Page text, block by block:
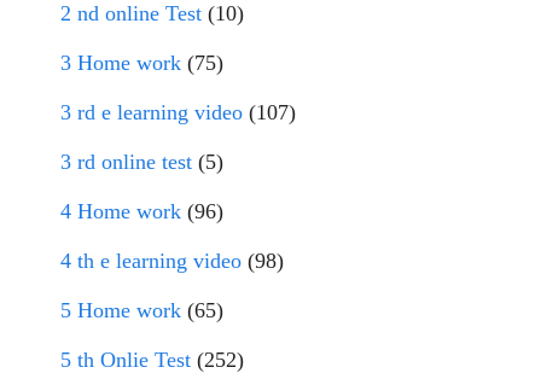
2 nd online Test (10)
3 Home work (75)
3 rd e learning video (107)
3 rd online test (5)
4 Home work (96)
4 th e learning video (98)
5 Home work (65)
5 th Onlie Test (252)